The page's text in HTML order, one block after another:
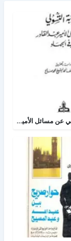
أجوبة التسولي عن مسائل الأمير عبد القادر في الجهاد